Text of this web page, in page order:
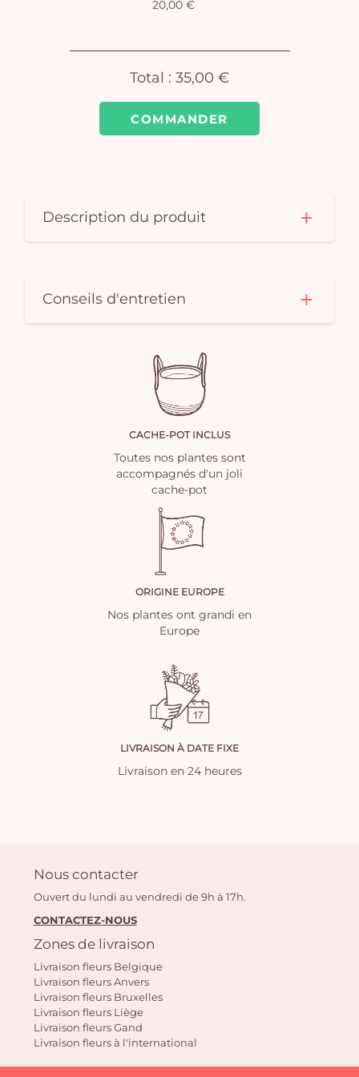
COMMANDER
20,00 €
Total : 35,00 €
Description du produit
Conseils d'entretien
CACHE-POT INCLUS
Toutes nos plantes sont
accompagnés d'un joli
cache-pot
ORIGINE EUROPE
Nos plantes ont grandi en
Europe
LIVRAISON À DATE FIXE
Livraison en 24 heures
Nous contacter
Ouvert du lundi au vendredi de 9h à 17h.
CONTACTEZ-NOUS
Zones de livraison
Livraison fleurs Belgique
Livraison fleurs Anvers
Livraison fleurs Bruxelles
Livraison fleurs Liège
Livraison fleurs Gand
Livraison fleurs à l'international